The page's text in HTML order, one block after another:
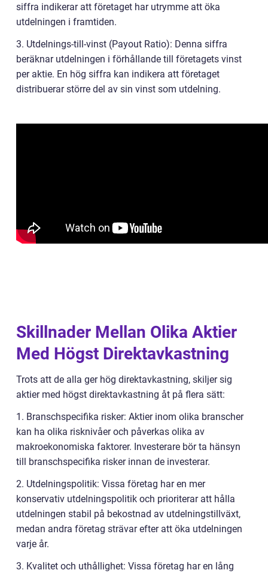
siffra indikerar att företaget har utrymme att öka
utdelningen i framtiden.
3. Utdelnings-till-vinst (Payout Ratio): Denna siffra
beräknar utdelningen i förhållande till företagets vinst
per aktie. En hög siffra kan indikera att företaget
distribuerar större del av sin vinst som utdelning.
Skillnader Mellan Olika Aktier
Med Högst Direktavkastning
Trots att de alla ger hög direktavkastning, skiljer sig
aktier med högst direktavkastning åt på flera sätt:
1. Branschspecifika risker: Aktier inom olika branscher
kan ha olika risknivåer och påverkas olika av
makroekonomiska faktorer. Investerare bör ta hänsyn
till branschspecifika risker innan de investerar.
2. Utdelningspolitik: Vissa företag har en mer
konservativ utdelningspolitik och prioriterar att hålla
utdelningen stabil på bekostnad av utdelningstillväxt,
medan andra företag strävar efter att öka utdelningen
varje år.
3. Kvalitet och uthållighet: Vissa företag har en lång